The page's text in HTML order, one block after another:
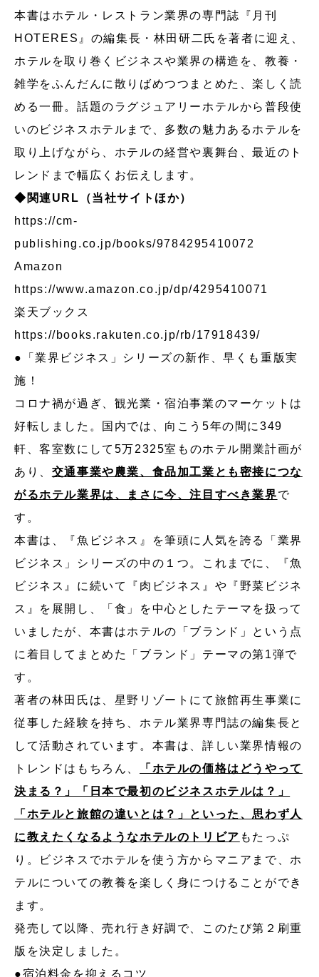
本書はホテル・レストラン業界の専門誌『月刊
HOTERES』の編集長・林田研二氏を著者に迎え、
ホテルを取り巻くビジネスや業界の構造を、教養・
雑学をふんだんに散りばめつつまとめた、楽しく読
める一冊。話題のラグジュアリーホテルから普段使
いのビジネスホテルまで、多数の魅力あるホテルを
取り上げながら、ホテルの経営や裏舞台、最近のト
レンドまで幅広くお伝えします。
◆関連URL（当社サイトほか）
https://cm-
publishing.co.jp/books/9784295410072
Amazon
https://www.amazon.co.jp/dp/4295410071
楽天ブックス
https://books.rakuten.co.jp/rb/17918439/
●「業界ビジネス」シリーズの新作、早くも重版実
施！
コロナ禍が過ぎ、観光業・宿泊事業のマーケットは
好転しました。国内では、向こう5年の間に349
軒、客室数にして5万2325室ものホテル開業計画が
あり、 交通事業や農業、食品加工業とも密接につな
がるホテル業界は、まさに今、注目すべき業界で
す。
本書は、『魚ビジネス』を筆頭に人気を誇る「業界
ビジネス」シリーズの中の１つ。これまでに、『魚
ビジネス』に続いて『肉ビジネス』や『野菜ビジネ
ス』を展開し、「食」を中心としたテーマを扱って
いましたが、本書はホテルの「ブランド」という点
に着目してまとめた「ブランド」テーマの第1弾で
す。
著者の林田氏は、星野リゾートにて旅館再生事業に
従事した経験を持ち、ホテル業界専門誌の編集長と
して活動されています。本書は、詳しい業界情報の
トレンドはもちろん、
「ホテルの価格はどうやって
決まる？」「日本で最初のビジネスホテルは？」
「ホテルと旅館の違いとは？」といった、思わず人
に教えたくなるようなホテルのトリビア もたっぷ
り。ビジネスでホテルを使う方からマニアまで、ホ
テルについての教養を楽しく身につけることができ
ます。
発売して以降、売れ行き好調で、このたび第２刷重
版を決定しました。
●宿泊料金を抑えるコツ